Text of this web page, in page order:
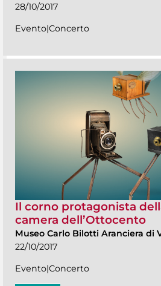
28/10/2017
Evento|Concerto
Il corno protagonista
camera dell’Ottocento
Museo Carlo Bilotti Aranciera di
22/10/2017
Evento|Concerto